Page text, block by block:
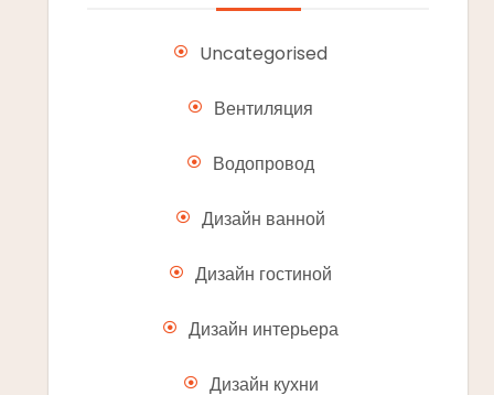
Uncategorised
Вентиляция
Водопровод
Дизайн ванной
Дизайн гостиной
Дизайн интерьера
Дизайн кухни